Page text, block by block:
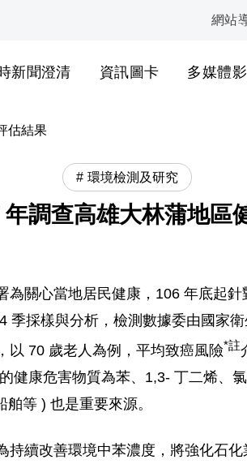
:::
網站
新聞澄清 資訊圖卡 多媒體
估結果
環境檢測及研究
調查高雄大林蒲地區
關心當地居民健康，106 年底起
季採樣與分析，檢測數據委由國家
以 70 歲老人為例，平均致癌風險*註
健康危害物質為苯、1,3- 丁二烯、
等 ) 也是重要來源。
續改善環境中苯濃度，將強化石